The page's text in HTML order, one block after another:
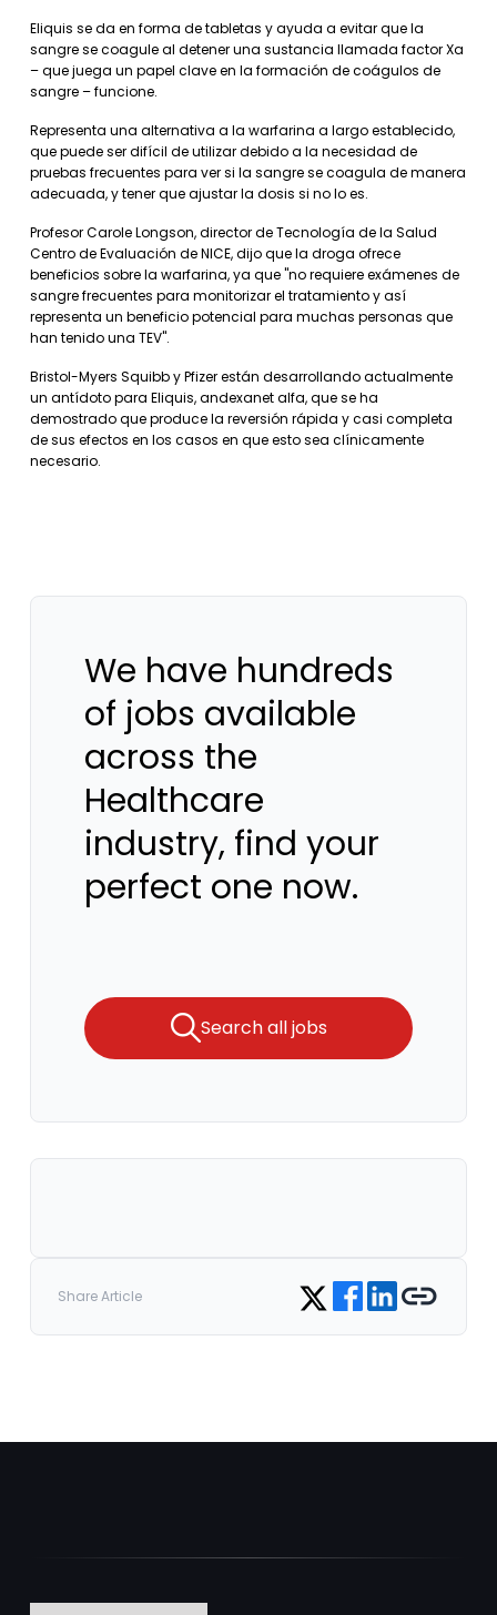
Eliquis se da en forma de tabletas y ayuda a evitar que la
sangre se coagule al detener una sustancia llamada factor Xa
– que juega un papel clave en la formación de coágulos de
sangre – funcione.
Representa una alternativa a la warfarina a largo establecido,
que puede ser difícil de utilizar debido a la necesidad de
pruebas frecuentes para ver si la sangre se coagula de manera
adecuada, y tener que ajustar la dosis si no lo es.
Profesor Carole Longson, director de Tecnología de la Salud
Centro de Evaluación de NICE, dijo que la droga ofrece
beneficios sobre la warfarina, ya que "no requiere exámenes de
sangre frecuentes para monitorizar el tratamiento y así
representa un beneficio potencial para muchas personas que
han tenido una TEV".
Bristol-Myers Squibb y Pfizer están desarrollando actualmente
un antídoto para Eliquis, andexanet alfa, que se ha
demostrado que produce la reversión rápida y casi completa
de sus efectos en los casos en que esto sea clínicamente
necesario.
We have hundreds
of jobs available
across the
Healthcare
industry, find your
perfect one now.
Search all jobs
Share Article Share on Twitter
Share on Facebook
Share on LinkedIn
Copy link